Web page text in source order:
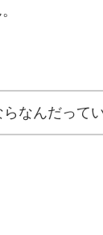
なんだって